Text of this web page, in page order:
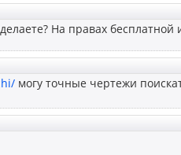
На правах бесплатной
могу точные чертежи